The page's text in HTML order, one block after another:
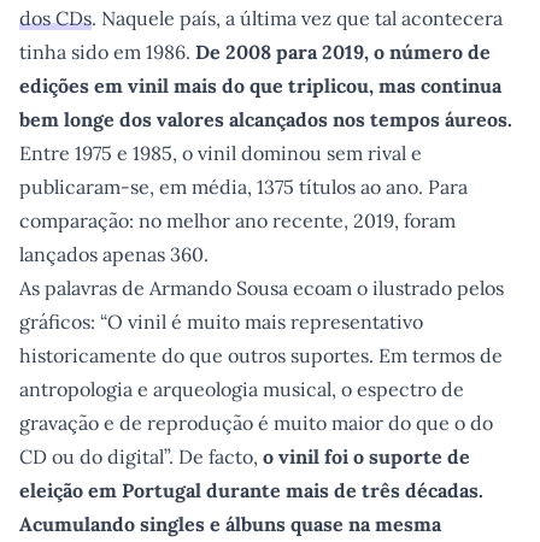
dos CDs. Naquele país, a última vez que tal acontecera
tinha sido em 1986. De 2008 para 2019, o número de
edições em vinil mais do que triplicou, mas continua
bem longe dos valores alcançados nos tempos áureos.
Entre 1975 e 1985, o vinil dominou sem rival e
publicaram-se, em média, 1375 títulos ao ano. Para
comparação: no melhor ano recente, 2019, foram
lançados apenas 360.
As palavras de Armando Sousa ecoam o ilustrado pelos
gráficos: “O vinil é muito mais representativo
historicamente do que outros suportes. Em termos de
antropologia e arqueologia musical, o espectro de
gravação e de reprodução é muito maior do que o do
CD ou do digital”. De facto, o vinil foi o suporte de
eleição em Portugal durante mais de três décadas.
Acumulando singles e álbuns quase na mesma